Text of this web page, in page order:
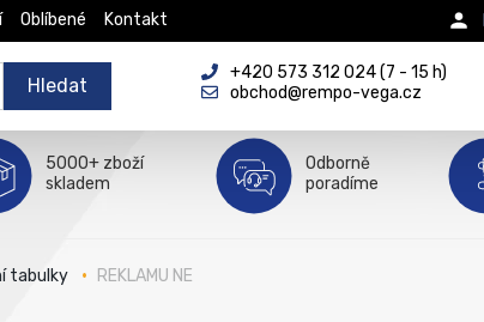
Oblíbené Kontakt
Hledat
+420 573 312 024 (7 - 15 h)
obchod@rempo-vega.cz
5000+ zboží
skladem
Odborně
poradíme
tabulky REKLAMU NE